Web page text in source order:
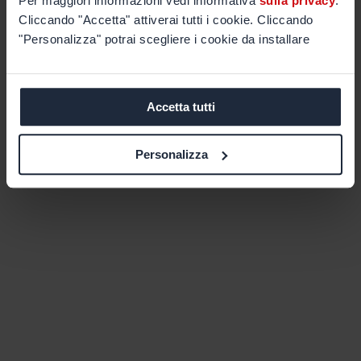
Cliccando "Accetta" attiverai tutti i cookie. Cliccando
"Personalizza" potrai scegliere i cookie da installare
Accetta tutti
Personalizza